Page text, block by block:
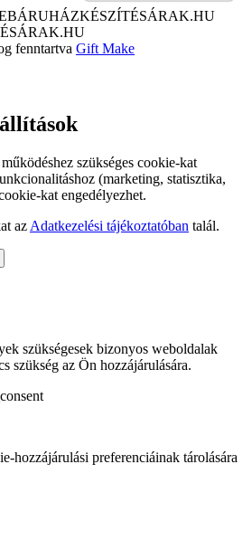
fenntartva Gift Make
szükséges cookie-kat
(marketing, statisztika,
kat engedélyezhet.
az Adatkezelési tájékoztatóban talál.
szükségesek bizonyos weboldalak
szükség az Ön hozzájárulására.
hozzájárulási preferenciáinak tárolására